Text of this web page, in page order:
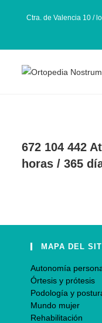
Ctra. de Valencia 10 /
672 104 442
horas / 365
MAPA DEL
Autonomía
Órtesis y prótesis
Podología y
Mundo mujer
Rehabilitación